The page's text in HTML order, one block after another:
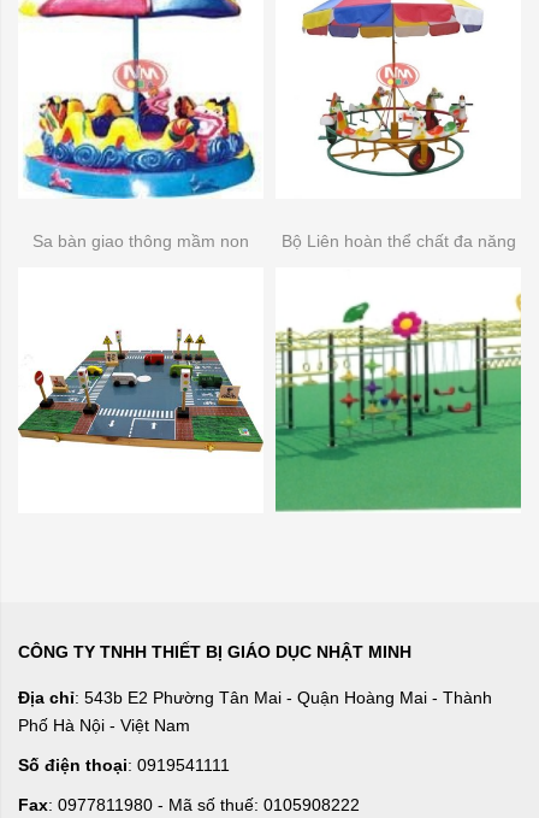
Sa bàn giao thông mầm non Bộ Liên hoàn thể chất đa năng
CÔNG TY TNHH THIẾT BỊ GIÁO DỤC NHẬT MINH
Địa chỉ: 543b E2 Phường Tân Mai - Quận Hoàng Mai - Thành
Phố Hà Nội - Việt Nam
Số điện thoại: 0919541111
Fax: 0977811980 - Mã số thuế: 0105908222